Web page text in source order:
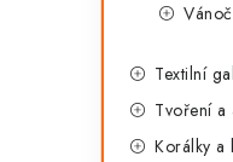
Textilní
Tvoření a
Korálky a